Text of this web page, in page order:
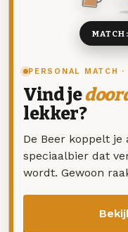
PERSONAL MATCH
Vind je
lekker?
De Beer koppelt
speciaalbier dat
wordt. Gewoon
MATCH: